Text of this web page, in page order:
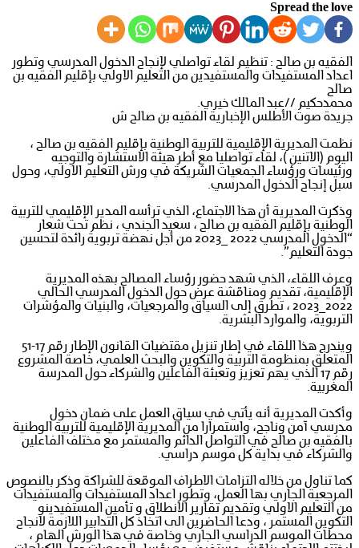
Spread the love
الفقيه بن صالح : تنظيم لقاء تواصلي لإنجاح الدخول المدرسي وتطور
اعداد المستفيدات والمستفيدين من التعليم الاولي بإقليم الفقيه بن
صالح
محمدحكيم //عبد المالك خيري.
جريدة صوت الأطلس الإخبارية الفقيه بن صالح ش
نظمت المديرية الإقليمية للتربية الوطنية بإقليم الفقيه بن صالح ،
اليوم (الاتنين )، لقاء تواصليا مع أطر هيئة الاستشارة والتوجيه
ورئيسات ورؤساء الجمعيات الشريكة في ورش التعليم الاولي، وحول
سبل إنجاح الدخول المدرسي.
وذكرت المديرية أن هذا الاجتماع، الذي ترأسه المدير الإقليمي للتربية
الوطنية بإقليم الفقيه بن صالح ، سعيد الجندي ، نظم تحت شعار
“الدخول المدرسي 2022 _2023 من أجل نهضة تربوية رائدة لتحسين
جودة التعليم”.
وعرف اللقاء، الذي شهد حضور رؤساء المصالح بهذه المديرية
الإقليمية، تقديم ومناقشة عرض حول الدخول المدرسي الحالي
2022_2023 ، تطرق إلى السياق والمرجعيات، والبنيات والمؤشرات
التربوية، والموارد البشرية.
ويندرج هذا اللقاء في إطار تنزيل مقتضيات القانون الإطار رقم 17-51
المتعلق بمنظومة التربية والتكوين والبحث العلمي، خاصة المشروع
رقم 17 الذي يهم تعزيز وتعبئة الفاعلين والشركاء حول المدرسة
المغربية.
وأكدت المديرية أنه يأتي في سياق العمل على ضمان دخول
مدرسي آمن وناجح، واستمرارا من المديرية الإقليمية للتربية الوطنية
بالفقيه بن صالح في التواصل الدائم والمستمر مع مختلف الفاعلين
والشركاء في بداية كل موسم دراسي.
كما تناول من خلاله التزامات الاطراف الموقعة للشراكة وذكر بالنصوص
المرجعية الجاري بها العمل، وتطور اعداد المستفيدات والمستفيدات
من التعليم الاولي وتقديم تقارير الانطلاق و تأمين المستفيدينو
التكوين المستمر ، ودعا الحاضرين الى اتخاذ كل التدابير اللازمة لانجاح
محطات الموسم الدراسي الجاري وخاصة في هذا الورش الهام ،